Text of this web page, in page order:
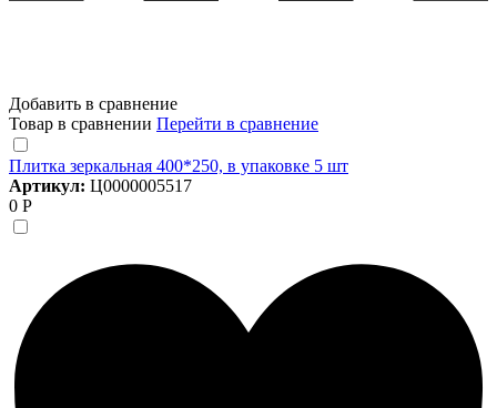
Добавить в сравнение
Товар в сравнении Перейти в сравнение
Плитка зеркальная 400*250, в упаковке 5 шт
Артикул: Ц0000005517
0 Р